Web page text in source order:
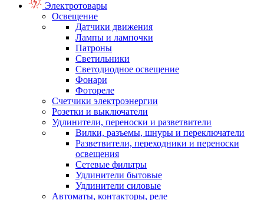
Электротовары
Освещение
Датчики движения
Лампы и лампочки
Патроны
Светильники
Светодиодное освещение
Фонари
Фотореле
Счетчики электроэнергии
Розетки и выключатели
Удлинители, переноски и разветвители
Вилки, разъемы, шнуры и переключатели
Разветвители, переходники и переноски
освещения
Сетевые фильтры
Удлинители бытовые
Удлинители силовые
Автоматы, контакторы, реле